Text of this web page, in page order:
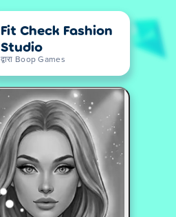
Fit Check Fashion
Studio
द्वारा Boop Games